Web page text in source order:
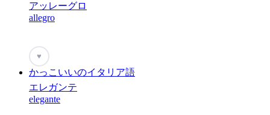
アッレーグロ
allegro
♥
かっこいいのイタリア語
エレガンテ
elegante